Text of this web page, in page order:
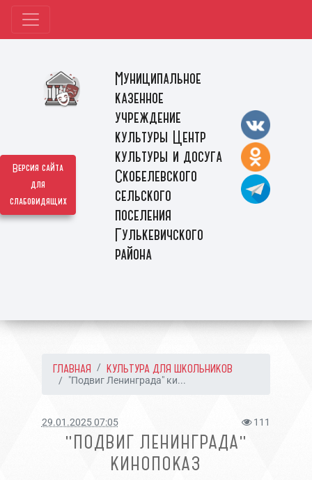
Версия сайта
для
слабовидящих
Муниципальное
казенное
учреждение
культуры Центр
культуры и досуга
Скобелевского
сельского
поселения
Гулькевичского
района
ГЛАВНАЯ КУЛЬТУРА ДЛЯ ШКОЛЬНИКОВ
"Подвиг Ленинграда" ки...
29.01.2025 07:05 111
"ПОДВИГ ЛЕНИНГРАДА"
КИНОПОКАЗ